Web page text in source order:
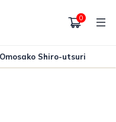
0
Shiro-utsuri